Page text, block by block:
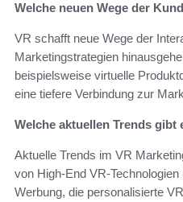
Welche neuen Wege der
VR schafft neue Wege der
Marketingstrategien
beispielsweise virtuelle
eine tiefere Verbindung zur
Welche aktuellen Trends gibt
Aktuelle Trends im VR
von High-End VR-
Werbung, die personalisierte